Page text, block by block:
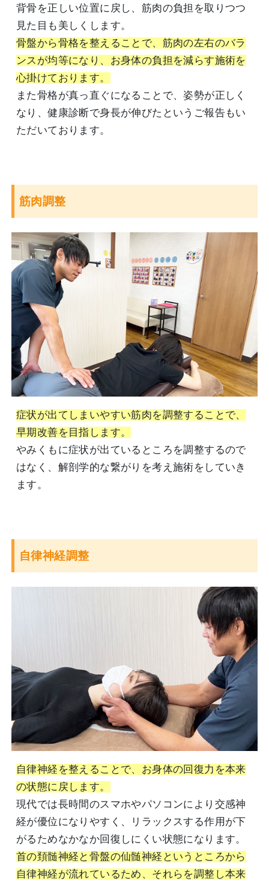
背骨を正しい位置に戻し、筋肉の負担を取りつつ
見た目も美しくします。
骨盤から骨格を整えることで、筋肉の左右のバラ
ンスが均等になり、お身体の負担を減らす施術を
心掛けております。
また骨格が真っ直ぐになることで、姿勢が正しく
なり、健康診断で身長が伸びたというご報告もい
ただいております。
筋肉調整
症状が出てしまいやすい筋肉を調整することで、
早期改善を目指します。
やみくもに症状が出ているところを調整するので
はなく、解剖学的な繋がりを考え施術をしていき
ます。
自律神経調整
自律神経を整えることで、お身体の回復力を本来
の状態に戻します。
現代では長時間のスマホやパソコンにより交感神
経が優位になりやすく、リラックスする作用が下
がるためなかなか回復しにくい状態になります。
首の頚髄神経と骨盤の仙髄神経というところから
自律神経が流れているため、それらを調整し本来